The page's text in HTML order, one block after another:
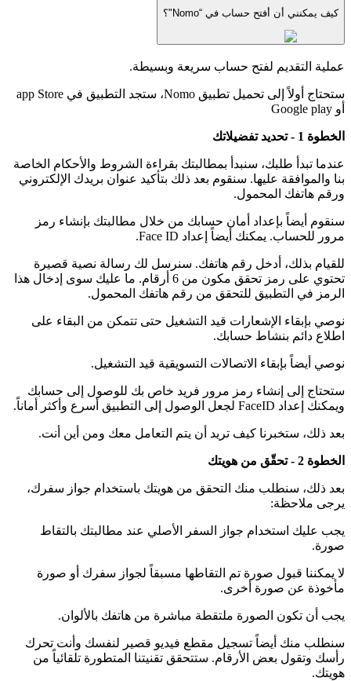
كيف يمكنني أن أفتح حساب في “Nomo"؟
عملية التقديم لفتح حساب سريعة وبسيطة.
ستحتاج أولاً إلى تحميل تطبيق Nomo، ستجد التطبيق في app Store
أو Google play
الخطوة 1 - تحديد تفضيلاتك
عندما تبدأ طلبك، سنبدأ بمطالبتك بقراءة الشروط والأحكام الخاصة
بنا والموافقة عليها. سنقوم بعد ذلك بتأكيد عنوان بريدك الإلكتروني
ورقم هاتفك المحمول.
سنقوم أيضاً بإعداد أمان حسابك من خلال مطالبتك بإنشاء رمز
مرور للحساب. يمكنك أيضاً إعداد Face ID.
للقيام بذلك، أدخل رقم هاتفك. سنرسل لك رسالة نصية قصيرة
تحتوي على رمز تحقق مكون من 6 أرقام. ما عليك سوى إدخال هذا
الرمز في التطبيق للتحقق من رقم هاتفك المحمول.
نوصي بإبقاء الإشعارات قيد التشغيل حتى تتمكن من البقاء على
اطلاع دائم بنشاط حسابك.
نوصي أيضاً بإبقاء الاتصالات التسويقية قيد التشغيل.
ستحتاج إلى إنشاء رمز مرور فريد خاص بك للوصول إلى حسابك
ويمكنك إعداد FaceID لجعل الوصول إلى التطبيق أسرع وأكثر أماناً.
بعد ذلك، ستخبرنا كيف تريد أن يتم التعامل معك ومن أين أنت.
الخطوة 2 - تحقّق من هويتك
بعد ذلك، سنطلب منك التحقق من هويتك باستخدام جواز سفرك،
يرجى ملاحظة:
يجب عليك استخدام جواز السفر الأصلي عند مطالبتك بالتقاط
صورة.
لا يمكننا قبول صورة تم التقاطها مسبقاً لجواز سفرك أو صورة
مأخوذة عن صورة أخرى.
يجب أن تكون الصورة ملتقطة مباشرة من هاتفك بالألوان.
سنطلب منك أيضاً تسجيل مقطع فيديو قصير لنفسك وأنت تحرك
رأسك وتقول بعض الأرقام. ستتحقق تقنيتنا المتطورة تلقائياً من
هويتك.